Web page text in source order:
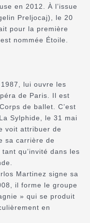
en 2012. À l’issue
Preljocaj), le 20
pour la première
nommée Étoile.
lui ouvre les
de Paris. Il est
de ballet. C’est
Sylphide, le 31 mai
voit attribuer de
sa carrière de
qu’invité dans les
Martinez signe sa
il forme le groupe
» qui se produit
en